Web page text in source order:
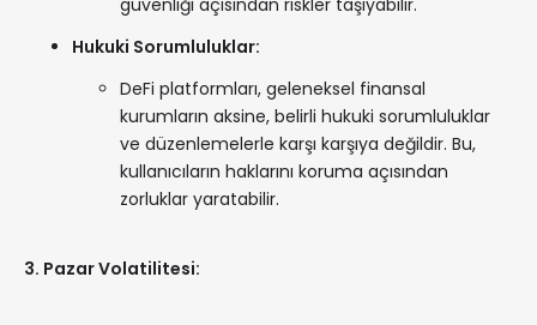
güvenliği açısından riskler taşıyabilir.
Hukuki Sorumluluklar:
DeFi platformları, geleneksel finansal
kurumların aksine, belirli hukuki sorumluluklar
ve düzenlemelerle karşı karşıya değildir. Bu,
kullanıcıların haklarını koruma açısından
zorluklar yaratabilir.
3. Pazar Volatilitesi: